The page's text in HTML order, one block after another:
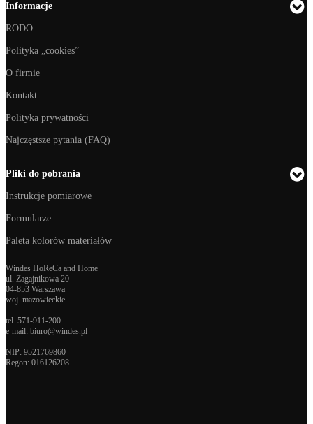
Informacje
RODO
Polityka „cookies”
O firmie
Kontakt
Polityka prywatności
Najczęstsze pytania (FAQ)
Pliki do pobrania
Instrukcje pomiarowe
Formularze
Paleta kolorów materiałów
Windes HoReCa and Home
ul. Zagajnikowa 20
04-853 Warszawa
woj. mazowieckie
tel. 571-911-200
e-mail: biuro@windes.pl
NIP: 9521769860
Regon: 016126208